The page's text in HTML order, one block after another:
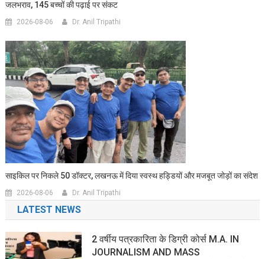
जलभराव, 145 बच्चों की पढ़ाई पर संकट
2026-08-06 Dr. Anil Tripathi
साइकिल पर निकले 50 डॉक्टर, लखनऊ में दिया स्वस्थ हड्डियों और मजबूत जोड़ों का संदेश
2026-08-06 Dr. Anil Tripathi
LATEST NEWS
2 वर्षीय पत्रकारिता के डिग्री कोर्स M.A. IN
JOURNALISM AND MASS